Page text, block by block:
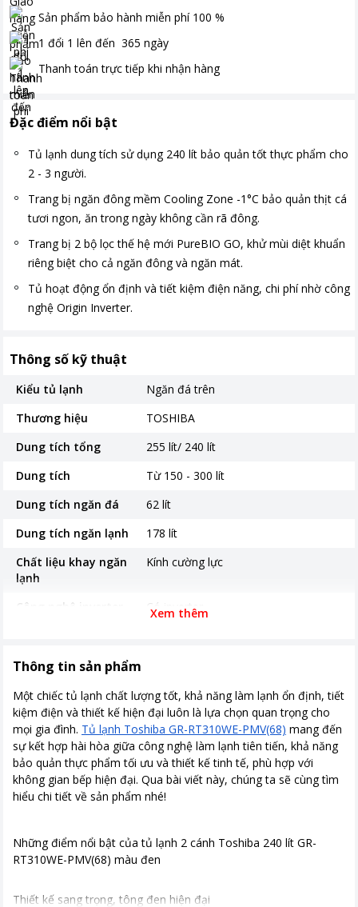
Sản phẩm bảo hành miễn phí 100 %
1 đổi 1 lên đến 365 ngày
Thanh toán trực tiếp khi nhận hàng
Đặc điểm nổi bật
Tủ lạnh dung tích sử dụng 240 lít bảo quản tốt thực phẩm cho
2 - 3 người.
Trang bị ngăn đông mềm Cooling Zone -1°C bảo quản thịt cá
tươi ngon, ăn trong ngày không cần rã đông.
Trang bị 2 bộ lọc thế hệ mới PureBIO GO, khử mùi diệt khuẩn
riêng biệt cho cả ngăn đông và ngăn mát.
Tủ hoạt động ổn định và tiết kiệm điện năng, chi phí nhờ công
nghệ Origin Inverter.
Thông số kỹ thuật
Kiểu tủ lạnh
Ngăn đá trên
Thương hiệu
TOSHIBA
Dung tích tổng
255 lít/ 240 lít
Dung tích
Từ 150 - 300 lít
Dung tích ngăn đá
62 lít
Dung tích ngăn lạnh
178 lít
Chất liệu khay ngăn
lạnh
Kính cường lực
Công nghệ inverter
Có inverter
Nơi sản xuất
Thời gian bảo hành
24 tháng
Công suất tiêu thụ
339 kWh/năm
Công nghệ tiết kiệm
điện
Origin Inverter
Công nghệ làm lạnh
Làm lạnh gián tiếp
khuẩn, khử mùi
PureBIO GO
Kích thước, khối lượng Cao 152.5 cm - Ngang 54.5 cm - Sâu
Xem thêm
Thông tin sản phẩm
Một chiếc tủ lạnh chất lượng tốt, khả năng làm lạnh ổn định, tiết
kiệm điện và thiết kế hiện đại luôn là lựa chọn quan trọng cho
mọi gia đình. Tủ lạnh Toshiba GR-RT310WE-PMV(68) mang đến
sự kết hợp hài hòa giữa công nghệ làm lạnh tiên tiến, khả năng
bảo quản thực phẩm tối ưu và thiết kế tinh tế, phù hợp với
không gian bếp hiện đại. Qua bài viết này, chúng ta sẽ cùng tìm
hiểu chi tiết về sản phẩm nhé!
Những điểm nổi bật của tủ lạnh 2 cánh Toshiba 240 lít GR-
RT310WE-PMV(68) màu đen
Thiết kế sang trọng, tông đen hiện đại